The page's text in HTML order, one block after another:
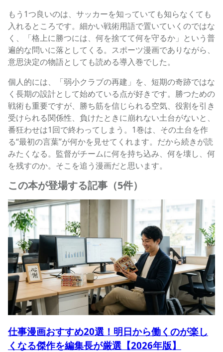
もう1つ良いのは、サッカーを知っていても知らなくても
入れるところです。細かい戦術用語で置いていくのではな
く、「格上に勝つには、何を捨てて何を守るか」という普
遍的な問いに落としてくる。スポーツ漫画でありながら、
意思決定の物語としても読める導入巻でした。
個人的には、「弱小クラブの再建」を、短期の奇跡ではな
く長期の設計として始めている点が好きです。勝つための
戦術も重要ですが、勝ち筋を信じられる空気、役割を引き
受けられる関係性、負けたときに崩れない土台がないと、
番狂わせは1回で終わってしまう。1巻は、その土台を作
る“最初の言葉”が何かを見せてくれます。だから続きが読
みたくなる。監督がチームに何を持ち込み、何を壊し、何
を残すのか。そこを追う漫画だと思います。
この本が登場する記事（5件）
仕事漫画おすすめ20選！明日から働くのが楽し
くなる傑作を編集長が厳選【2026年版】